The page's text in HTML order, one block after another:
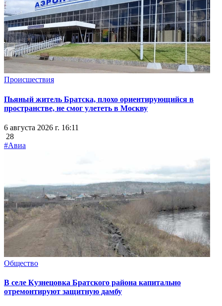
Происшествия
Пьяный житель Братска, плохо ориентирующийся в
пространстве, не смог улететь в Москву
6 августа 2026 г. 16:11
28
#Авиа
Общество
В селе Кузнецовка Братского района капитально
отремонтируют защитную дамбу